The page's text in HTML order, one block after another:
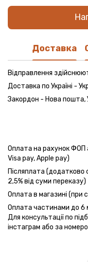
Доставка
Відправлення
Доставка по Україні -
Закордон - Нова пошта,
Оплата на рахунок ФОП
Visa pay, Apple pay)
Післяплата (додатково
2,5% від суми переказу)
Оплата в магазині (при
Оплата частинами до 6
Для консультації по
інстаграм або за